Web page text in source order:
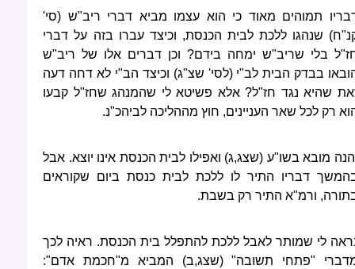
תמוהים מאוד כי הוא עצמו מביא דברי ריב"ש (סי'
שנהגו ללכת לבית הכנסת, וכיצד עברו בזה על דברי
בלי שריב"ש ימחה בידם? וכן דברים אלו של ריב"ש
בבדק הבית לב"י (לסי' שצ"ג) וכיצד הב"י לא דחה דעה
שהיא נגד חז"ל? אלא פשיטא לי שהמנהג שחז"ל קבעו
רק לכל שאר העניינים, חוץ מההליכה לביהכ"נ.
מובא בשו"ע (שצג,ג) ואפילו לבית הכנסת אינו יוצא. אבל
דבריו התיר לו ללכת לבית כנסת ביום שקוראים
ורמ"א התיר רק בשבת.
לי שמותר לאבל ללכת להתפלל בית הכנסת. ראיה לכך
"פתחי תשובה" (שצג,ב) המביא מ"חכמת אדם":